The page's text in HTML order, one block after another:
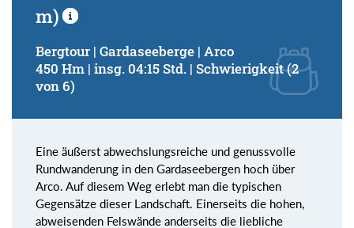
m)
Bergtour | Gardaseeberge | Arco
450 Hm | insg. 04:15 Std. | Schwierigkeit (2
von 6)
Eine äußerst abwechslungsreiche und genussvolle
Rundwanderung in den Gardaseebergen hoch über
Arco. Auf diesem Weg erlebt man die typischen
Gegensätze dieser Landschaft. Einerseits die hohen,
abweisenden Felswände anderseits die liebliche